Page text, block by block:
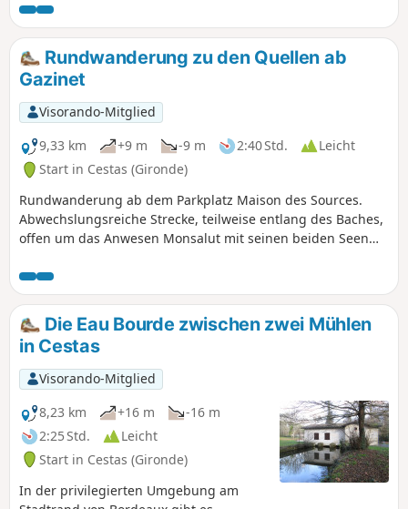
Vin und weit darüber hinaus, und das
alles inmitten der Natur, aber auch ein
Stück des „alten” Lormont. Achtung,
zahlreiche Treppen (aber in sehr gutem
Zustand).
Rundwanderung zu den Quellen ab
Gazinet
Visorando-Mitglied
9,33 km
+9 m -9 m 2:40 Std.
Leicht
Start in Cestas (Gironde)
Rundwanderung ab dem Parkplatz Maison des Sources.
Abwechslungsreiche Strecke, teilweise entlang des Baches,
offen um das Anwesen Monsalut mit seinen beiden Seen
und Ackerfeldern, um schließlich wieder zum Wald und
zum Bach zurückzukehren und zum Ausgangspunkt
zurückzukehren.
Die Eau Bourde zwischen zwei Mühlen
in Cestas
Visorando-Mitglied
8,23 km
+16 m
-16 m
2:25 Std.
Leicht
Start in Cestas (Gironde)
In der privilegierten Umgebung am